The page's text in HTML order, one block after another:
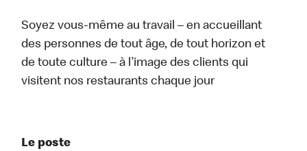
Soyez vous-même au travail – en accueillant
des personnes de tout âge, de tout horizon et
de toute culture – à l’image des clients qui
visitent nos restaurants chaque jour
Le poste